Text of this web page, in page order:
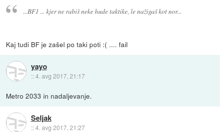
...BF1 ... kjer ne rabiš neke hude taktike, le nažigaš kot nor...
Kaj tudi BF je zašel po taki poti :( .... fail
yayo
::4. avg 2017, 21:17
Metro 2033 in nadaljevanje.
Seljak
::4. avg 2017, 21:27